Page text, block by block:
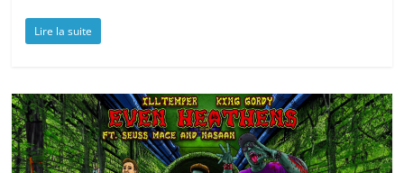
Lire la suite